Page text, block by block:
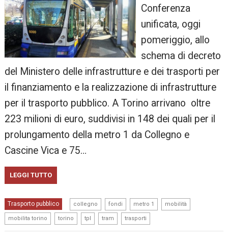
Conferenza
unificata, oggi
pomeriggio, allo
schema di decreto
del Ministero delle infrastrutture e dei trasporti per
il finanziamento e la realizzazione di infrastrutture
per il trasporto pubblico. A Torino arrivano oltre
223 milioni di euro, suddivisi in 148 dei quali per il
prolungamento della metro 1 da Collegno e
Cascine Vica e 75…
LEGGI TUTTO
Trasporto pubblico collegno fondi metro 1 mobilità
mobilita torino torino tpl tram trasporti